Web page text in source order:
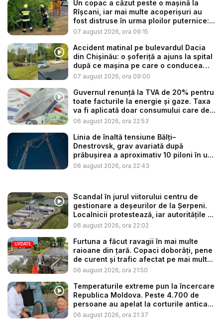
Un copac a căzut peste o mașină la
Rîșcani, iar mai multe acoperișuri au
fost distruse în urma ploilor puternice:...
07 august 2026, ora 09:15
Accident matinal pe bulevardul Dacia
din Chișinău: o șoferiță a ajuns la spital
după ce mașina pe care o conducea
s-...
07 august 2026, ora 09:00
Guvernul renunță la TVA de 20% pentru
toate facturile la energie și gaze. Taxa
va fi aplicată doar consumului care de...
06 august 2026, ora 22:53
Linia de înaltă tensiune Bălți–
Dnestrovsk, grav avariată după
prăbușirea a aproximativ 10 piloni în u...
06 august 2026, ora 22:43
Scandal în jurul viitorului centru de
gestionare a deșeurilor de la Șerpeni.
Localnicii protestează, iar autoritățile ...
06 august 2026, ora 22:02
UPDATE
Furtuna a făcut ravagii în mai multe
raioane din țară. Copaci doborâți, pene
de curent și trafic afectat pe mai mult...
06 august 2026, ora 21:50
Temperaturile extreme pun la încercare
Republica Moldova. Peste 4.700 de
persoane au apelat la corturile antica...
06 august 2026, ora 21:37